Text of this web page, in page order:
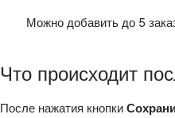
Можно добавить до 5
Что происходит
После нажатия кнопки